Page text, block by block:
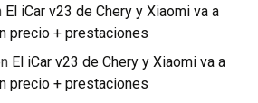
El iCar v23 de Chery y Xiaomi va a
precio + prestaciones
El iCar v23 de Chery y Xiaomi va a
precio + prestaciones